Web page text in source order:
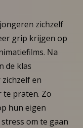
zichzelf
grip krijgen op
Na
de klas
en
te praten. Zo
hun eigen
om te gaan